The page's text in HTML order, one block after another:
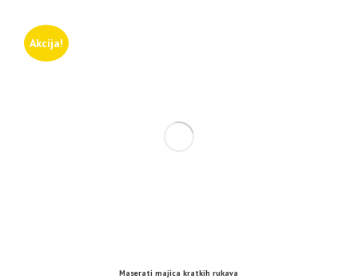
Akcija!
Maserati majica kratkih rukava